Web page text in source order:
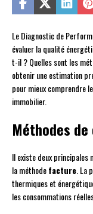
Le Diagnostic de
évaluer la qualité
t-il ? Quelles sont les
obtenir une estimation
pour mieux comprendre
immobilier.
Méthodes de
Il existe deux principales
la méthodefacture .
thermiques et
les consommations